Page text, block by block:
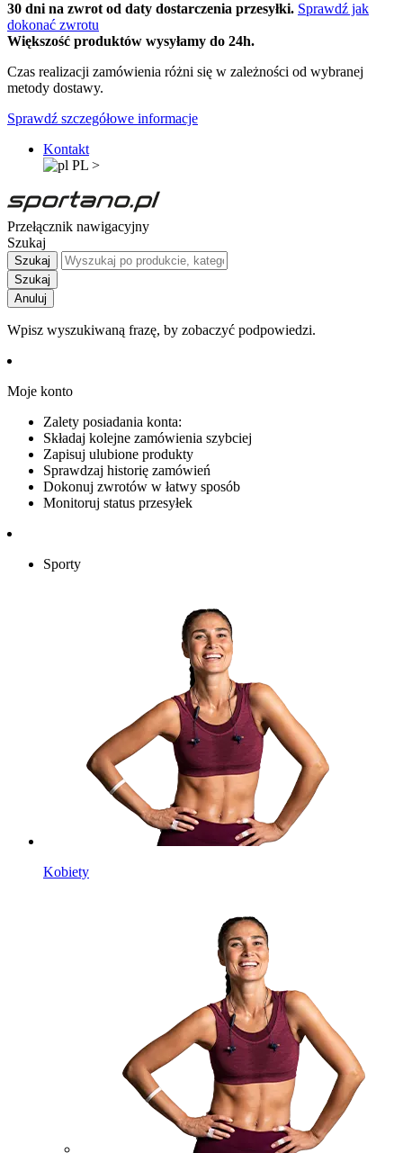
30 dni na zwrot od daty dostarczenia przesyłki. Sprawdź jak
dokonać zwrotu
Większość produktów wysyłamy do 24h.
Czas realizacji zamówienia różni się w zależności od wybranej
metody dostawy.
Sprawdź szczegółowe informacje
Kontakt
PL >
Przełącznik nawigacyjny
Szukaj
Szukaj
Szukaj
Anuluj
Wpisz wyszukiwaną frazę, by zobaczyć podpowiedzi.
Moje konto
Zalety posiadania konta:
Składaj kolejne zamówienia szybciej
Zapisuj ulubione produkty
Sprawdzaj historię zamówień
Dokonuj zwrotów w łatwy sposób
Monitoruj status przesyłek
Sporty
Kobiety